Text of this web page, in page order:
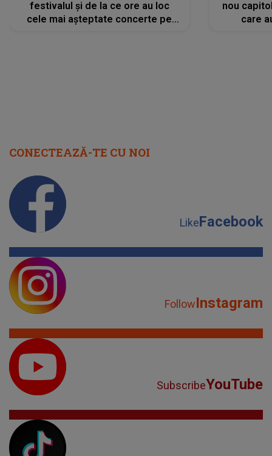
festivalul și de la ce ore au loc
cele mai așteptate concerte pe
nou
care
CONECTEAZĂ-TE CU NOI
LikeFacebook
FollowInstagram
SubscribeYouTube